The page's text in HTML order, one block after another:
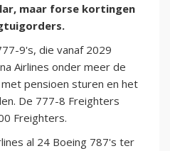
maar forse kortingen
9's, die vanaf 2029
Airlines onder meer de
pensioen sturen en het
De 777-8 Freighters
Freighters.
al 24 Boeing 787's ter